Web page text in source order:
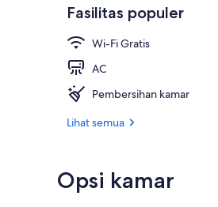
Fasilitas populer
Wi-Fi Gratis
AC
Pembersihan kamar
Lihat semua
Opsi kamar